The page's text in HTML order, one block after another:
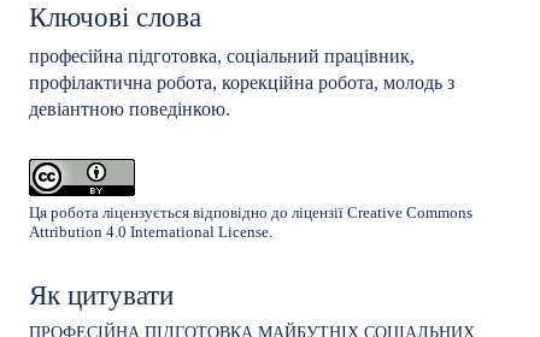
Ключові слова
професійна підготовка, соціальний працівник,
профілактична робота, корекційна робота, молодь з
девіантною поведінкою.
Ця робота ліцензується відповідно до ліцензії Creative Commons
Attribution 4.0 International License.
Як цитувати
ПРОФЕСІЙНА ПІДГОТОВКА МАЙБУТНІХ СОЦІАЛЬНИХ